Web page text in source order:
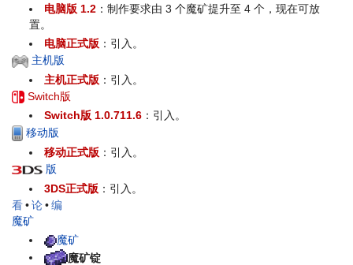
电脑版 1.2 ：制作要求由 3 个魔矿提升至 4 个，现在可放
置。
电脑正式版 ：引入。
主机版
主机正式版 ：引入。
Switch版
Switch版 1.0.711.6 ：引入。
移动版
移动正式版 ：引入。
版
3DS正式版 ：引入。
看•论•编
魔矿
魔矿
魔矿锭